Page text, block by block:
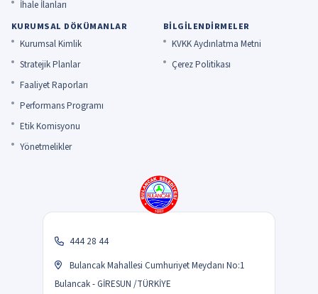
İhale İlanları
KURUMSAL DÖKÜMANLAR
Kurumsal Kimlik
Stratejik Planlar
Faaliyet Raporları
Performans Programı
Etik Komisyonu
Yönetmelikler
BILGILENDIRMELER
KVKK Aydınlatma Metni
Çerez Politikası
444 28 44
Bulancak Mahallesi Cumhuriyet Meydanı No:1
Bulancak - GİRESUN /TÜRKİYE